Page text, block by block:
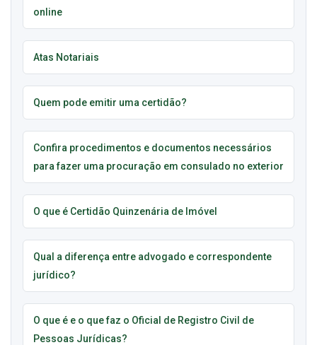
online
Atas Notariais
Quem pode emitir uma certidão?
Confira procedimentos e documentos necessários
para fazer uma procuração em consulado no exterior
O que é Certidão Quinzenária de Imóvel
Qual a diferença entre advogado e correspondente
jurídico?
O que é e o que faz o Oficial de Registro Civil de
Pessoas Jurídicas?